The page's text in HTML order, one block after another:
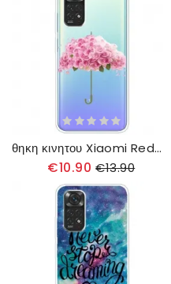
θηκη κινητου Xiaomi Redmi Note 11 / 11S Ομπρέλα Με Τριαντάφυλλο
€10.90 €13.90